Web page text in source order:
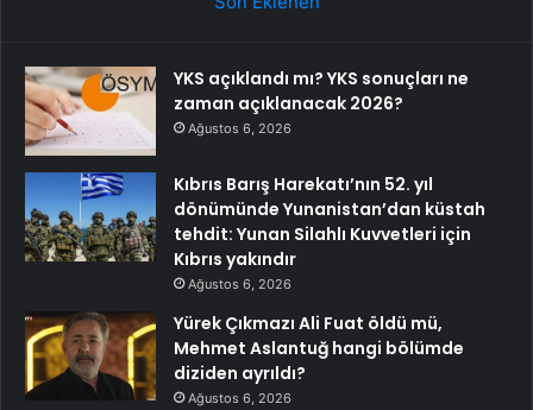
YKS açıklandı mı? YKS sonuçları ne
zaman açıklanacak 2026?
Ağustos 6, 2026
Kıbrıs Barış Harekatı’nın 52. yıl
dönümünde Yunanistan’dan küstah
tehdit: Yunan Silahlı Kuvvetleri için
Kıbrıs yakındır
Ağustos 6, 2026
Yürek Çıkmazı Ali Fuat öldü mü,
Mehmet Aslantuğ hangi bölümde
diziden ayrıldı?
Ağustos 6, 2026